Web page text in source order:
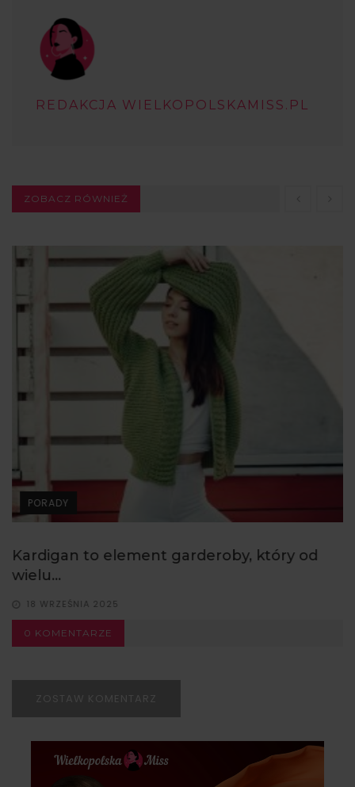
REDAKCJA WIELKOPOLSKAMISS.PL
ZOBACZ RÓWNIEŻ
PORADY
Kardigan to element garderoby, który od
wielu...
18 WRZEŚNIA 2025
0 KOMENTARZE
ZOSTAW KOMENTARZ